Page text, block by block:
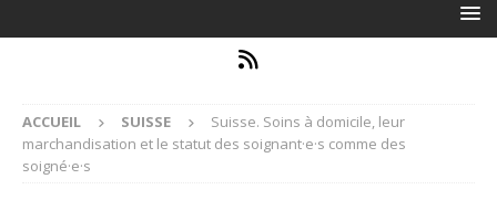
ACCUEIL SUISSE
Suisse. Soins à domicile, leur
marchandisation et le statut des soignant·e·s comme des
soigné·e·s